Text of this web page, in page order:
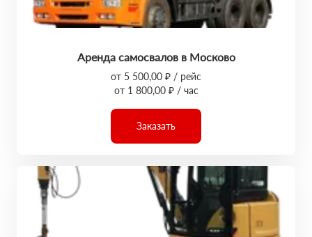
Аренда самосвалов в Москово
от 5 500,00 ₽ / рейс
от 1 800,00 ₽ / час
Заказать